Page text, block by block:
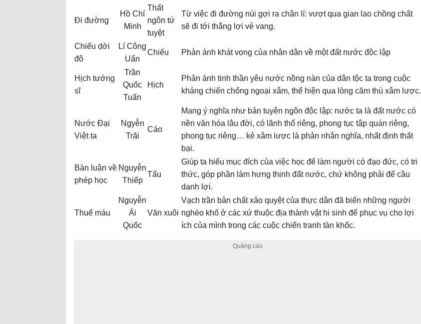
Đi đường
Hồ Chí
Minh
Thất
ngôn tứ
tuyệt
Từ việc đi đường núi gợi ra chân lí: vượt qua gian lao chồng chất
sẽ đi tới thắng lợi vẻ vang.
Chiếu dời
đô
Lí Công
Uẩn
Chiếu Phản ánh khát vọng của nhân dân về một đất nước độc lập
Hịch tướng
sĩ
Trần
Quốc
Tuấn
Hịch
Phản ánh tinh thần yêu nước nồng nàn của dân tộc ta trong cuộc
kháng chiến chống ngoại xâm, thể hiện qua lòng căm thù xâm lược.
Nước Đại
Việt ta
Ngyễn
Trãi
Cáo
Mang ý nghĩa như bản tuyên ngôn độc lập: nước ta là đất nước có
nền văn hóa lâu đời, có lãnh thổ riêng, phong tục tập quán riêng,
phong tục riêng… kẻ xâm lược là phản nhân nghĩa, nhất định thất
bại.
Bàn luận về
phép học
Nguyễn
Thiếp
Tấu
Giúp ta hiểu mục đích của việc học để làm người có đạo đức, có tri
thức, góp phần làm hưng thịnh đất nước, chứ không phải để cầu
danh lợi.
Thuế máu
Nguyễn
Ái
Quốc
Văn xuôi
Vạch trần bản chất xảo quyệt của thực dân đã biến những người
nghèo khổ ở các xứ thuộc địa thành vật hi sinh để phục vụ cho lợi
ích của mình trong các cuộc chiến tranh tàn khốc.